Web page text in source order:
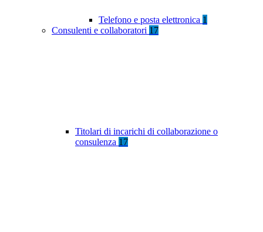
Telefono e posta elettronica 1
Consulenti e collaboratori 17
Titolari di incarichi di collaborazione o
consulenza 17